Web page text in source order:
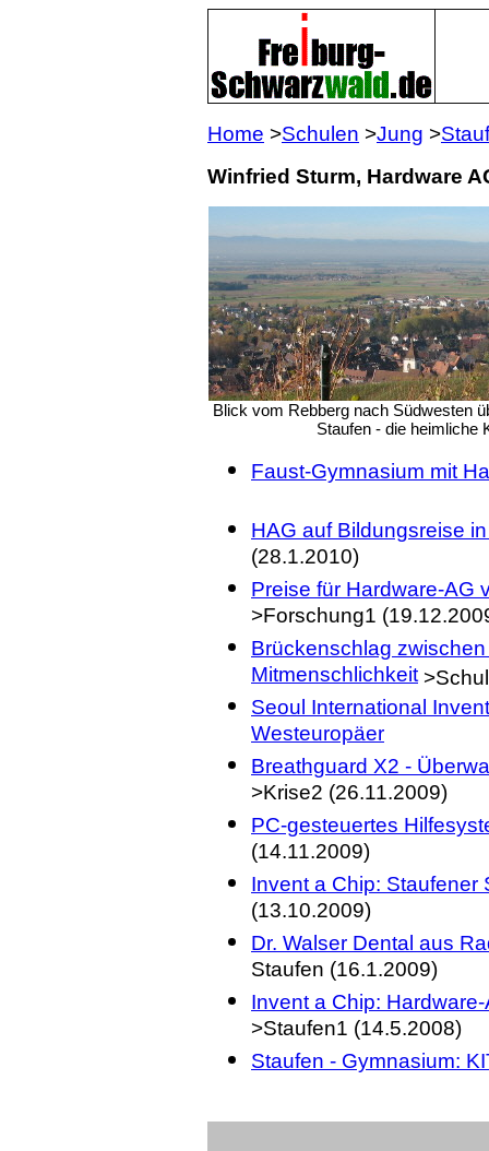
Home >Schulen >Jung >
Winfried Sturm, Hardware
Blick vom Rebberg nach Südwesten
Staufen - die heimliche
Faust-Gymnasium mit
HAG auf Bildungsreise
(28.1.2010)
Preise für Hardware-AG
>Forschung1
Brückenschlag
Mitmenschlichkeit
Seoul International
Westeuropäer
Breathguard X2 -
>Krise2 (26.11.2009)
PC-gesteuertes
(14.11.2009)
Invent a Chip: Staufener
(13.10.2009)
Dr. Walser Dental aus
Staufen (16.1.2009)
Invent a Chip:
>Staufen1 (14.5.2008)
Staufen - Gymnasium: